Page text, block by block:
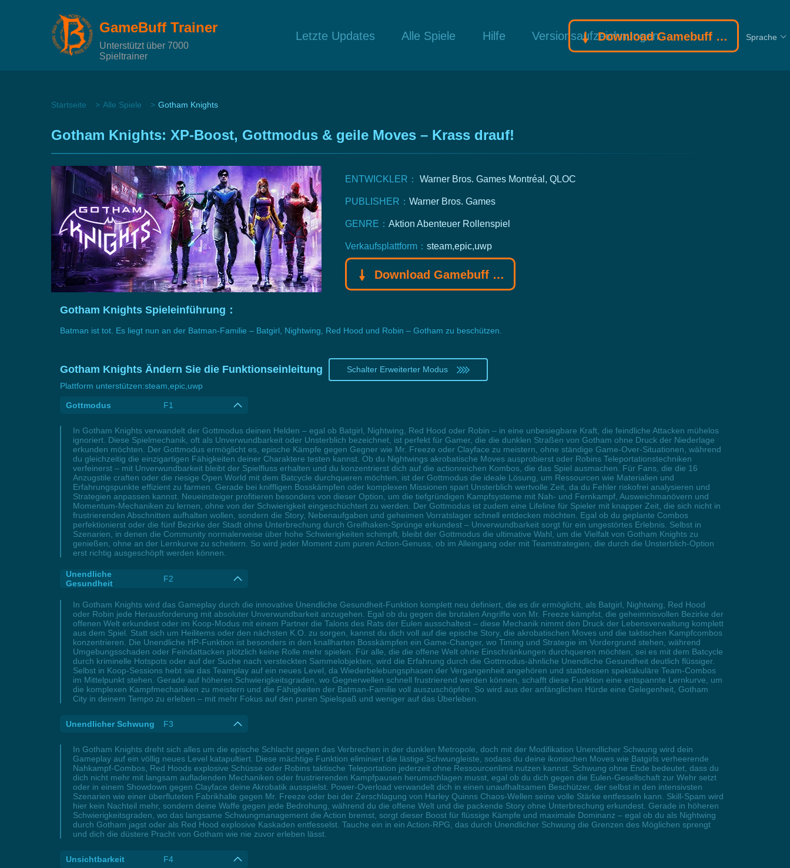
GameBuff Trainer
Unterstützt über 7000
Spieltrainer
Letzte Updates Alle Spiele Hilfe Versionsaufzeichnungen
Download Gamebuff Trainer Sprache
Startseite Alle Spiele Gotham Knights
Gotham Knights: XP-Boost, Gottmodus & geile Moves – Krass drauf!
ENTWICKLER： Warner Bros. Games Montréal, QLOC
PUBLISHER： Warner Bros. Games
GENRE： Aktion Abenteuer Rollenspiel
Verkaufsplattform： steam,epic,uwp
Download Gamebuff Trainer
Gotham Knights Spieleinführung：
Batman ist tot. Es liegt nun an der Batman-Familie – Batgirl, Nightwing, Red Hood und Robin – Gotham zu beschützen.
Gotham Knights Ändern Sie die Funktionseinleitung
Schalter Erweiterter Modus
Plattform unterstützen:steam,epic,uwp
Gottmodus F1
In Gotham Knights verwandelt der Gottmodus deinen Helden – egal ob Batgirl, Nightwing, Red Hood oder Robin – in eine unbesiegbare Kraft, die feindliche Attacken mühelos
ignoriert. Diese Spielmechanik, oft als Unverwundbarkeit oder Unsterblich bezeichnet, ist perfekt für Gamer, die die dunklen Straßen von Gotham ohne Druck der Niederlage
erkunden möchten. Der Gottmodus ermöglicht es, epische Kämpfe gegen Gegner wie Mr. Freeze oder Clayface zu meistern, ohne ständige Game-Over-Situationen, während
du gleichzeitig die einzigartigen Fähigkeiten deiner Charaktere testen kannst. Ob du Nightwings akrobatische Moves ausprobierst oder Robins Teleportationstechniken
verfeinerst – mit Unverwundbarkeit bleibt der Spielfluss erhalten und du konzentrierst dich auf die actionreichen Kombos, die das Spiel ausmachen. Für Fans, die die 16
Anzugstile craften oder die riesige Open World mit dem Batcycle durchqueren möchten, ist der Gottmodus die ideale Lösung, um Ressourcen wie Materialien und
Erfahrungspunkte effizient zu farmen. Gerade bei kniffligen Bosskämpfen oder komplexen Missionen spart Unsterblich wertvolle Zeit, da du Fehler riskofrei analysieren und
Strategien anpassen kannst. Neueinsteiger profitieren besonders von dieser Option, um die tiefgründigen Kampfsysteme mit Nah- und Fernkampf, Ausweichmanövern und
Momentum-Mechaniken zu lernen, ohne von der Schwierigkeit eingeschüchtert zu werden. Der Gottmodus ist zudem eine Lifeline für Spieler mit knapper Zeit, die sich nicht in
frustrierenden Abschnitten aufhalten wollen, sondern die Story, Nebenaufgaben und geheimen Vorratslager schnell entdecken möchten. Egal ob du geplante Combos
perfektionierst oder die fünf Bezirke der Stadt ohne Unterbrechung durch Greifhaken-Sprünge erkundest – Unverwundbarkeit sorgt für ein ungestörtes Erlebnis. Selbst in
Szenarien, in denen die Community normalerweise über hohe Schwierigkeiten schimpft, bleibt der Gottmodus die ultimative Wahl, um die Vielfalt von Gotham Knights zu
genießen, ohne an der Lernkurve zu scheitern. So wird jeder Moment zum puren Action-Genuss, ob im Alleingang oder mit Teamstrategien, die durch die Unsterblich-Option
erst richtig ausgeschöpft werden können.
Unendliche
Gesundheit
F2
In Gotham Knights wird das Gameplay durch die innovative Unendliche Gesundheit-Funktion komplett neu definiert, die es dir ermöglicht, als Batgirl, Nightwing, Red Hood
oder Robin jede Herausforderung mit absoluter Unverwundbarkeit anzugehen. Egal ob du gegen die brutalen Angriffe von Mr. Freeze kämpfst, die geheimnisvollen Bezirke der
offenen Welt erkundest oder im Koop-Modus mit einem Partner die Talons des Rats der Eulen ausschaltest – diese Mechanik nimmt den Druck der Lebensverwaltung komplett
aus dem Spiel. Statt sich um Heilitems oder den nächsten K.O. zu sorgen, kannst du dich voll auf die epische Story, die akrobatischen Moves und die taktischen Kampfcombos
konzentrieren. Die Unendliche HP-Funktion ist besonders in den knallharten Bosskämpfen ein Game-Changer, wo Timing und Strategie im Vordergrund stehen, während
Umgebungsschaden oder Feindattacken plötzlich keine Rolle mehr spielen. Für alle, die die offene Welt ohne Einschränkungen durchqueren möchten, sei es mit dem Batcycle
durch kriminelle Hotspots oder auf der Suche nach versteckten Sammelobjekten, wird die Erfahrung durch die Gottmodus-ähnliche Unendliche Gesundheit deutlich flüssiger.
Selbst in Koop-Sessions hebt sie das Teamplay auf ein neues Level, da Wiederbelebungsphasen der Vergangenheit angehören und stattdessen spektakuläre Team-Combos
im Mittelpunkt stehen. Gerade auf höheren Schwierigkeitsgraden, wo Gegnerwellen schnell frustrierend werden können, schafft diese Funktion eine entspannte Lernkurve, um
die komplexen Kampfmechaniken zu meistern und die Fähigkeiten der Batman-Familie voll auszuschöpfen. So wird aus der anfänglichen Hürde eine Gelegenheit, Gotham
City in deinem Tempo zu erleben – mit mehr Fokus auf den puren Spielspaß und weniger auf das Überleben.
Unendlicher Schwung F3
In Gotham Knights dreht sich alles um die epische Schlacht gegen das Verbrechen in der dunklen Metropole, doch mit der Modifikation Unendlicher Schwung wird dein
Gameplay auf ein völlig neues Level katapultiert. Diese mächtige Funktion eliminiert die lästige Schwungleiste, sodass du deine ikonischen Moves wie Batgirls verheerende
Nahkampf-Combos, Red Hoods explosive Schüsse oder Robins taktische Teleportation jederzeit ohne Ressourcenlimit nutzen kannst. Schwung ohne Ende bedeutet, dass du
dich nicht mehr mit langsam aufladenden Mechaniken oder frustrierenden Kampfpausen herumschlagen musst, egal ob du dich gegen die Eulen-Gesellschaft zur Wehr setzt
oder in einem Showdown gegen Clayface deine Akrobatik ausspielst. Power-Overload verwandelt dich in einen unaufhaltsamen Beschützer, der selbst in den intensivsten
Szenarien wie einer überfluteten Fabrikhalle gegen Mr. Freeze oder bei der Zerschlagung von Harley Quinns Chaos-Wellen seine volle Stärke entfesseln kann. Skill-Spam wird
hier kein Nachteil mehr, sondern deine Waffe gegen jede Bedrohung, während du die offene Welt und die packende Story ohne Unterbrechung erkundest. Gerade in höheren
Schwierigkeitsgraden, wo das langsame Schwungmanagement die Action bremst, sorgt dieser Boost für flüssige Kämpfe und maximale Dominanz – egal ob du als Nightwing
durch Gotham jagst oder als Red Hood explosive Kaskaden entfesselst. Tauche ein in ein Action-RPG, das durch Unendlicher Schwung die Grenzen des Möglichen sprengt
und dich die düstere Pracht von Gotham wie nie zuvor erleben lässt.
Unsichtbarkeit F4